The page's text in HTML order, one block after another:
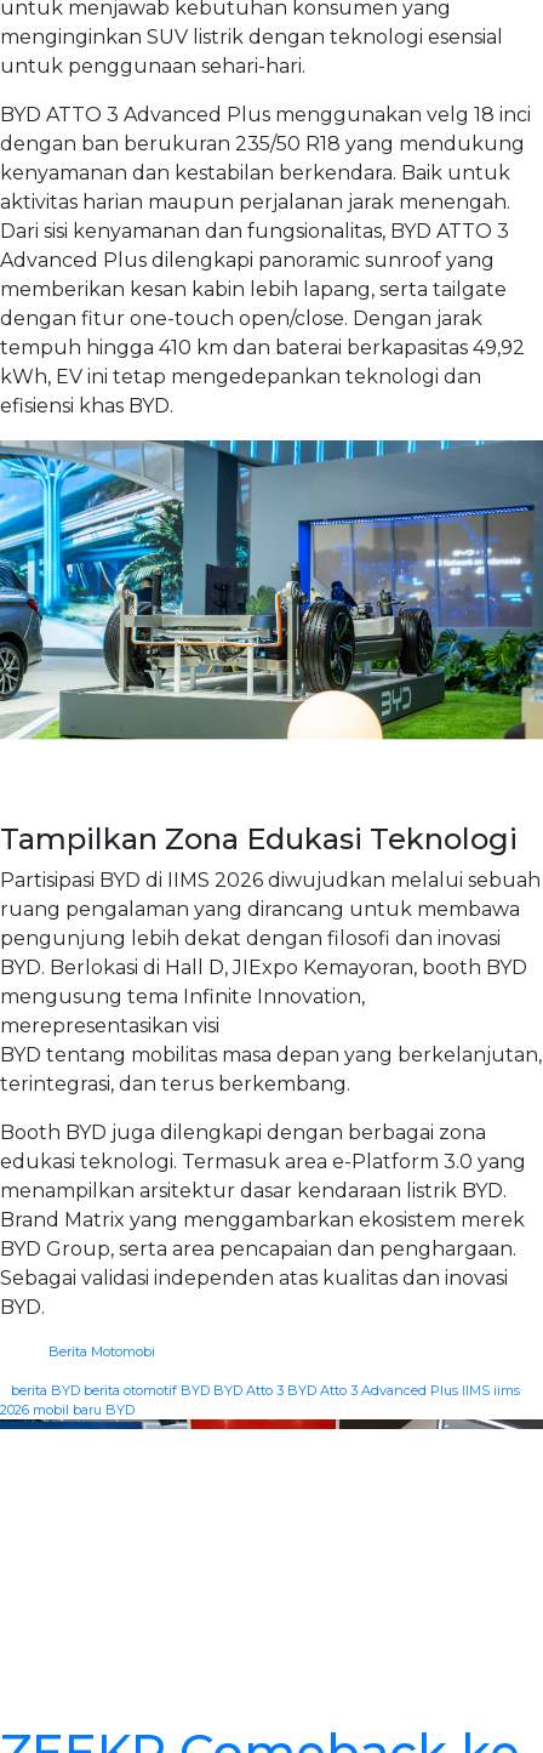
untuk menjawab kebutuhan konsumen yang
menginginkan SUV listrik dengan teknologi esensial
untuk penggunaan sehari-hari.
BYD ATTO 3 Advanced Plus menggunakan velg 18 inci
dengan ban berukuran 235/50 R18 yang mendukung
kenyamanan dan kestabilan berkendara. Baik untuk
aktivitas harian maupun perjalanan jarak menengah.
Dari sisi kenyamanan dan fungsionalitas, BYD ATTO 3
Advanced Plus dilengkapi panoramic sunroof yang
memberikan kesan kabin lebih lapang, serta tailgate
dengan fitur one-touch open/close. Dengan jarak
tempuh hingga 410 km dan baterai berkapasitas 49,92
kWh, EV ini tetap mengedepankan teknologi dan
efisiensi khas BYD.
Tampilkan Zona Edukasi Teknologi
Partisipasi BYD di IIMS 2026 diwujudkan melalui sebuah
ruang pengalaman yang dirancang untuk membawa
pengunjung lebih dekat dengan filosofi dan inovasi
BYD. Berlokasi di Hall D, JIExpo Kemayoran, booth BYD
mengusung tema Infinite Innovation,
merepresentasikan visi
BYD tentang mobilitas masa depan yang berkelanjutan,
terintegrasi, dan terus berkembang.
Booth BYD juga dilengkapi dengan berbagai zona
edukasi teknologi. Termasuk area e-Platform 3.0 yang
menampilkan arsitektur dasar kendaraan listrik BYD.
Brand Matrix yang menggambarkan ekosistem merek
BYD Group, serta area pencapaian dan penghargaan.
Sebagai validasi independen atas kualitas dan inovasi
BYD.
Berita Motomobi
berita BYD berita otomotif BYD BYD Atto 3 BYD Atto 3 Advanced Plus IIMS iims
2026 mobil baru BYD